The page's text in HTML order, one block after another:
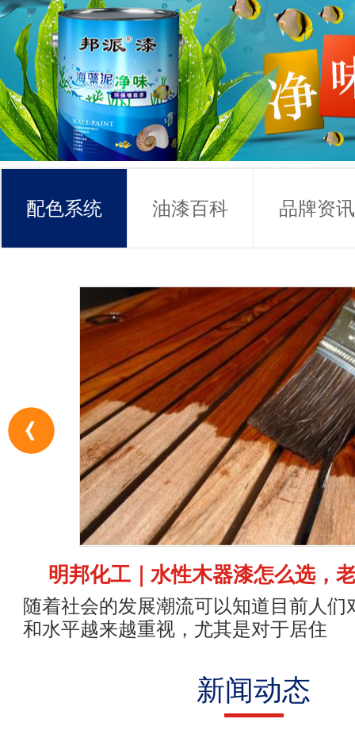
配色系统 油漆百科 品牌资讯
常见问题 联系方式
明邦化工｜水性木器漆怎么选，
随着社会的发展潮流可以知道目前人们
和水平越来越重视，尤其是对于居住
新闻动态